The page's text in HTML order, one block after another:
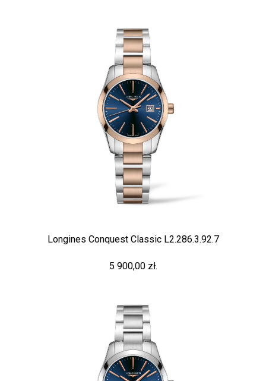
Longines Conquest Classic L2.286.3.92.7
5 900,00 zł.